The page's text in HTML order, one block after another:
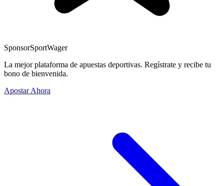
SponsorSportWager
La mejor plataforma de apuestas deportivas. Regístrate y recibe tu
bono de bienvenida.
Apostar Ahora